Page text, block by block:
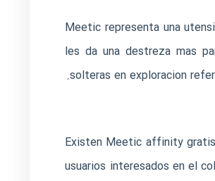
Meetic representa una
les da una destreza mas
solteras en exploracion
Existen Meetic affinity
usuarios interesados en el